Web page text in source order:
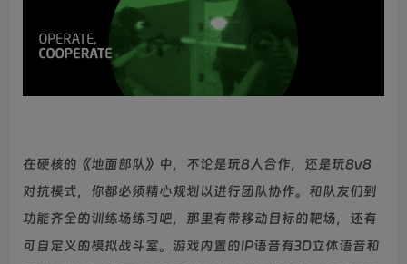
在硬核的《地面部队》中，不论是玩8人合作，还是玩8v8
对抗模式，你都必须精心规划以进行团队协作。和队友们到
功能齐全的训练场练习吧，那里有带移动目标的靶场，还有
可自定义的模拟战斗室。游戏内置的IP语音有3D立体语音和